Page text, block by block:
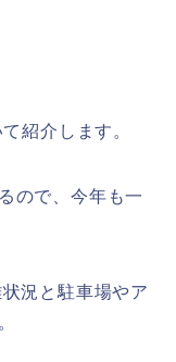
紹介します。
ので、今年も一
況と駐車場やア